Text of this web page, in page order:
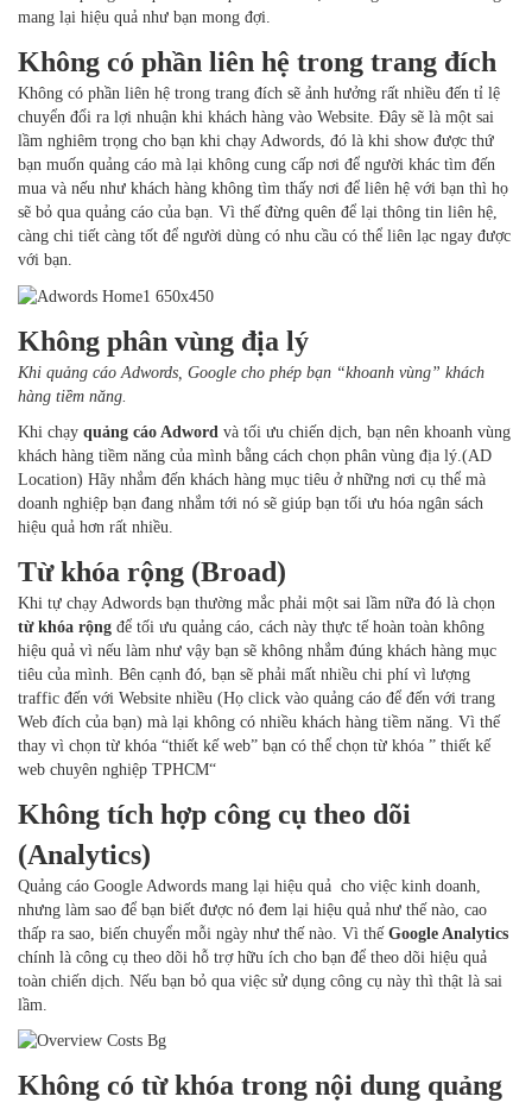
mang lại hiệu quả như bạn mong đợi.
Không có phần liên hệ trong trang đích
Không có phần liên hệ trong trang đích sẽ ảnh hưởng rất nhiều đến tỉ lệ
chuyển đổi ra lợi nhuận khi khách hàng vào Website. Đây sẽ là một sai
lầm nghiêm trọng cho bạn khi chạy Adwords, đó là khi show được thứ
bạn muốn quảng cáo mà lại không cung cấp nơi để người khác tìm đến
mua và nếu như khách hàng không tìm thấy nơi để liên hệ với bạn thì họ
sẽ bỏ qua quảng cáo của bạn. Vì thế đừng quên để lại thông tin liên hệ,
càng chi tiết càng tốt để người dùng có nhu cầu có thể liên lạc ngay được
với bạn.
Không phân vùng địa lý
Khi quảng cáo Adwords, Google cho phép bạn “khoanh vùng” khách
hàng tiềm năng.
Khi chạy quảng cáo Adword và tối ưu chiến dịch, bạn nên khoanh vùng
khách hàng tiềm năng của mình bằng cách chọn phân vùng địa lý.(AD
Location) Hãy nhắm đến khách hàng mục tiêu ở những nơi cụ thể mà
doanh nghiệp bạn đang nhắm tới nó sẽ giúp bạn tối ưu hóa ngân sách
hiệu quả hơn rất nhiều.
Từ khóa rộng (Broad)
Khi tự chạy Adwords bạn thường mắc phải một sai lầm nữa đó là chọn
từ khóa rộng để tối ưu quảng cáo, cách này thực tế hoàn toàn không
hiệu quả vì nếu làm như vậy bạn sẽ không nhắm đúng khách hàng mục
tiêu của mình. Bên cạnh đó, bạn sẽ phải mất nhiều chi phí vì lượng
traffic đến với Website nhiều (Họ click vào quảng cáo để đến với trang
Web đích của bạn) mà lại không có nhiều khách hàng tiềm năng. Vì thế
thay vì chọn từ khóa “thiết kế web” bạn có thể chọn từ khóa ” thiết kế
web chuyên nghiệp TPHCM“
Không tích hợp công cụ theo dõi
(Analytics)
Quảng cáo Google Adwords mang lại hiệu quả cho việc kinh doanh,
nhưng làm sao để bạn biết được nó đem lại hiệu quả như thế nào, cao
thấp ra sao, biến chuyển mỗi ngày như thế nào. Vì thếGoogle Analytics
chính là công cụ theo dõi hỗ trợ hữu ích cho bạn để theo dõi hiệu quả
toàn chiến dịch. Nếu bạn bỏ qua việc sử dụng công cụ này thì thật là sai
lầm.
Không có từ khóa trong nội dung quảng